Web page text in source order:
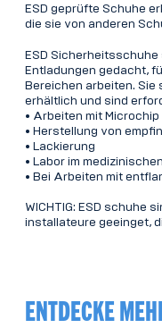
ESD geprüfte Schuhe
die sie von anderen
ESD
Entladungen gedacht,
Bereichen arbeiten. Sie
erhältlich und sind
• Arbeiten mit Microchip
• Herstellung von
• Lackierung
• Labor im
• Bei Arbeiten mit
WICHTIG: ESD schuhe
installateure geeinget,
ENTDECKE